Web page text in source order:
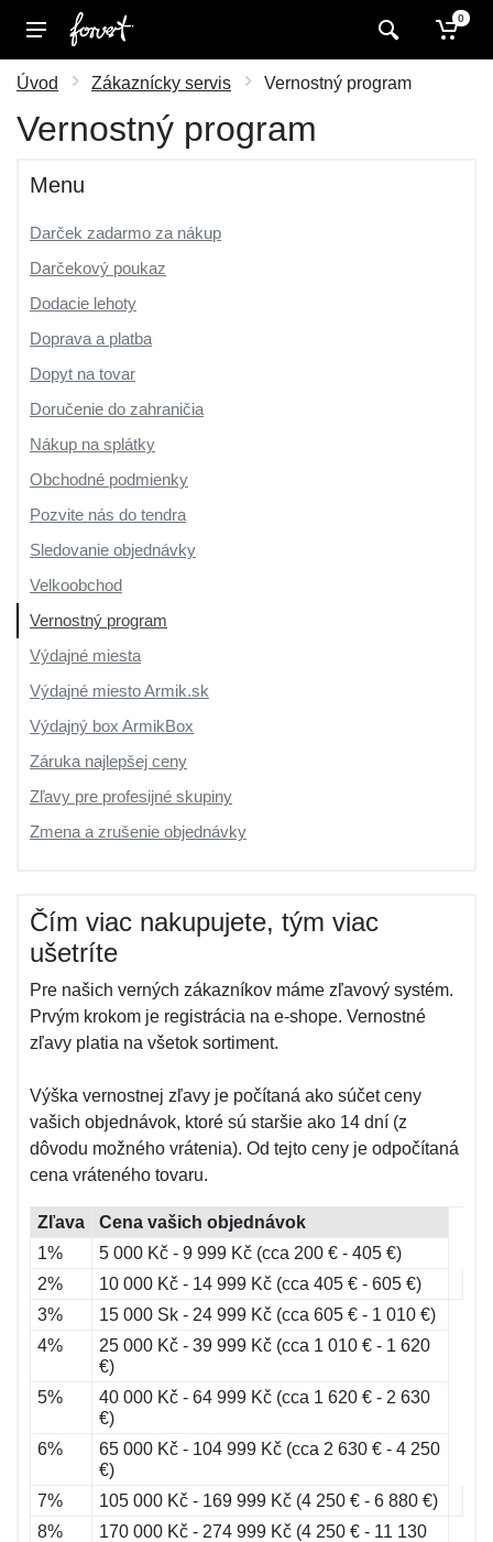
0
Úvod Zákaznícky servis Vernostný program
Vernostný program
Menu
Darček zadarmo za nákup
Darčekový poukaz
Dodacie lehoty
Doprava a platba
Dopyt na tovar
Doručenie do zahraničia
Nákup na splátky
Obchodné podmienky
Pozvite nás do tendra
Sledovanie objednávky
Velkoobchod
Vernostný program
Výdajné miesta
Výdajné miesto Armik.sk
Výdajný box ArmikBox
Záruka najlepšej ceny
Zľavy pre profesijné skupiny
Zmena a zrušenie objednávky
Čím viac nakupujete, tým viac
ušetríte
Pre našich verných zákazníkov máme zľavový systém.
Prvým krokom je registrácia na e-shope. Vernostné
zľavy platia na všetok sortiment.
Výška vernostnej zľavy je počítaná ako súčet ceny
vašich objednávok, ktoré sú staršie ako 14 dní (z
dôvodu možného vrátenia). Od tejto ceny je odpočítaná
cena vráteného tovaru.
Zľava
Cena vašich objednávok
1%
5 000 Kč - 9 999 Kč (cca 200 € - 405 €)
2%
10 000 Kč - 14 999 Kč (cca 405 € - 605 €)
3%
15 000 Sk - 24 999 Kč (cca 605 € - 1 010 €)
4%
25 000 Kč - 39 999 Kč (cca 1 010 € - 1 620
€)
5%
40 000 Kč - 64 999 Kč (cca 1 620 € - 2 630
€)
6%
65 000 Kč - 104 999 Kč (cca 2 630 € - 4 250
€)
7%
105 000 Kč - 169 999 Kč (4 250 € - 6 880 €)
8%
170 000 Kč - 274 999 Kč (4 250 € - 11 130